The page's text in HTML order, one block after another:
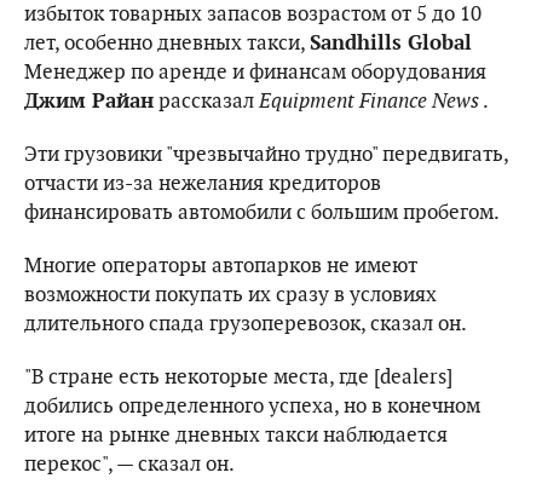
избыток товарных запасов возрастом от 5 до 10
лет, особенно дневных такси,Sandhills Global
Менеджер по аренде и финансам оборудования
Джим РайанрассказалEquipment Finance News.
Эти грузовики "чрезвычайно трудно" передвигать,
отчасти из-за нежелания кредиторов
финансировать автомобили с большим пробегом.
Многие операторы автопарков не имеют
возможности покупать их сразу в условиях
длительного спада грузоперевозок, сказал он.
"В стране есть некоторые места, где [dealers]
добились определенного успеха, но в конечном
итоге на рынке дневных такси наблюдается
перекос", — сказал он.